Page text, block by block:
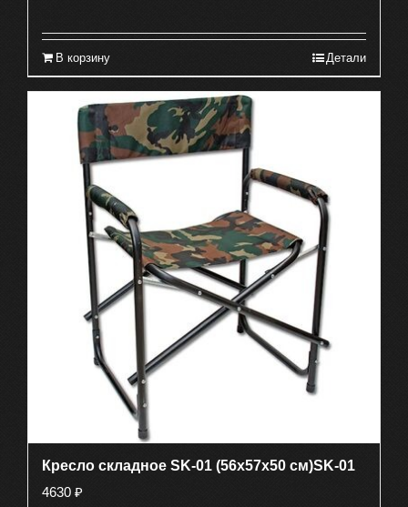
В корзину Детали
Кресло складное SK-01 (56х57х50 см)SK-01
4630 ₽